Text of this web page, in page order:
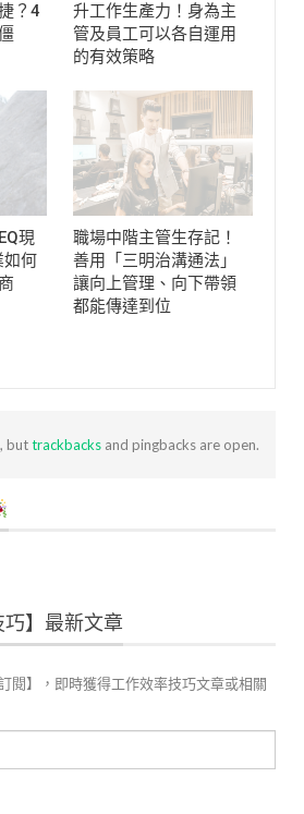
？4
升工作生產力！身為主
管及員工可以各自運用
的有效策略
現
如何
職場中階主管生存記！
善用「三明治溝通法」
讓向上管理、向下帶領
都能傳達到位
buttrackbacksand pingbacks are open.
】最新文章
閱】，即時獲得工作效率技巧文章或相關